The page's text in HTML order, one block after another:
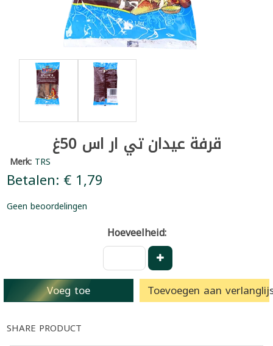
قرفة عيدان تي ار اس 50غ
Merk: TRS
Betalen: € 1,79
Geen beoordelingen
Hoeveelheid:
Voeg toe Toevoegen aan
SHARE PRODUCT